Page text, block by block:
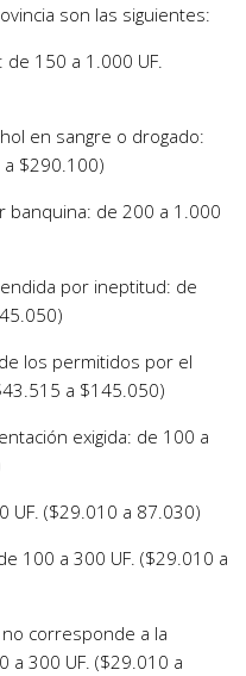
son las siguientes:
de 150 a 1.000 UF.
en sangre o drogado:
a $290.100)
banquina: de 200 a 1.000
por ineptitud: de
los permitidos por el
a $145.050)
exigida: de 100 a
UF. ($29.010 a 87.030)
100 a 300 UF. ($29.010 a
corresponde a la
a 300 UF. ($29.010 a